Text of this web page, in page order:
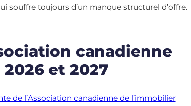
souffre toujours d’un manque structurel d’offre.
canadienne
et 2027
de l’Association canadienne de l’immobilier